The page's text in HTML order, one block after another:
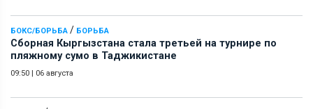
БОКС/БОРЬБА / БОРЬБА
Сборная Кыргызстана стала третьей на турнире по
пляжному сумо в Таджикистане
09:50 06 августа